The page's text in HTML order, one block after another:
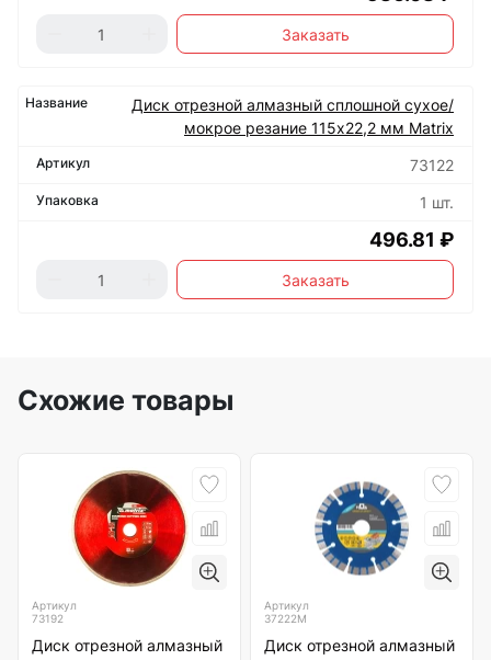
Заказать
Диск отрезной алмазный сплошной сухое/
мокрое резание 115х22,2 мм Matrix
73122
1 шт.
496.81 ₽
Заказать
Схожие товары
Артикул
73192
Диск отрезной алмазный
Артикул
37222М
Диск отрезной алмазный